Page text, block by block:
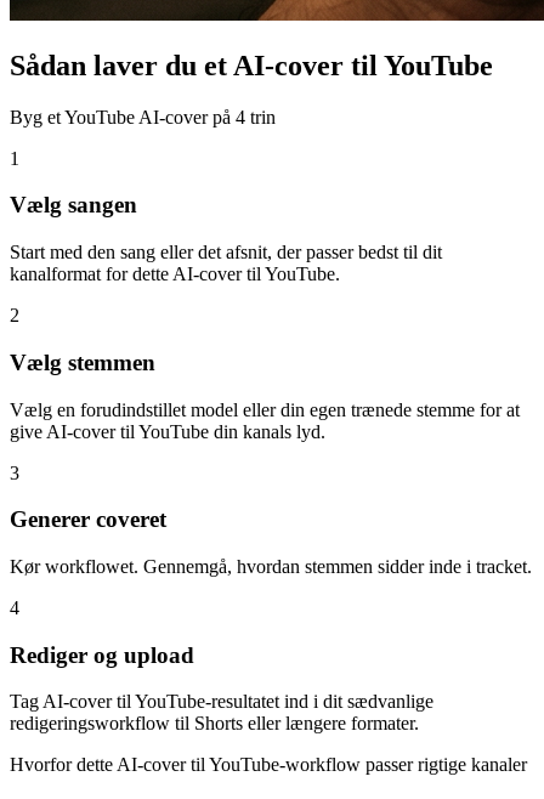
Sådan laver du et AI-cover til YouTube
Byg et YouTube AI-cover på 4 trin
1
Vælg sangen
Start med den sang eller det afsnit, der passer bedst til dit
kanalformat for dette AI-cover til YouTube.
2
Vælg stemmen
Vælg en forudindstillet model eller din egen trænede stemme for at
give AI-cover til YouTube din kanals lyd.
3
Generer coveret
Kør workflowet. Gennemgå, hvordan stemmen sidder inde i tracket.
4
Rediger og upload
Tag AI-cover til YouTube-resultatet ind i dit sædvanlige
redigeringsworkflow til Shorts eller længere formater.
Hvorfor dette AI-cover til YouTube-workflow passer rigtige kanaler